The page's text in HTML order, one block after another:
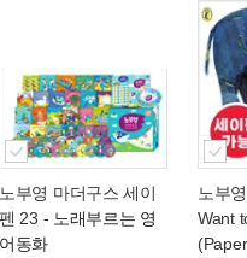
노부영 마더구스 세이
펜 23 - 노래부르는 영
어동화
노부
Want